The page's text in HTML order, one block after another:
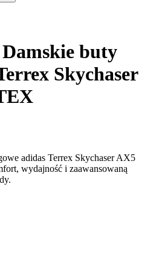
Damskie buty
Skychaser
adidas Terrex Skychaser AX5
wydajność i zaawansowaną